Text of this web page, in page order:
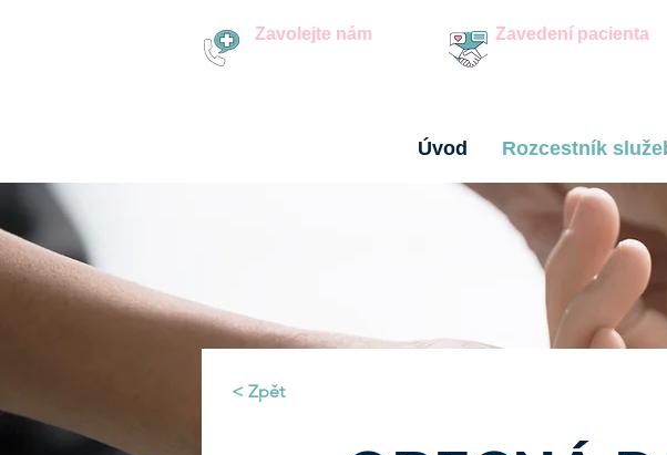
Zavolejte nám
Zavedení pacienta
Úvod Rozcestník
< Zpět